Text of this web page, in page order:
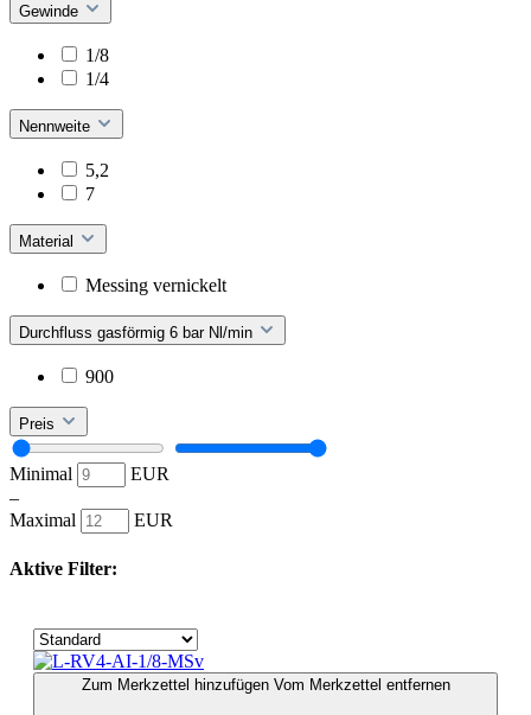
Gewinde
1/8
1/4
Nennweite
5,2
7
Material
Messing vernickelt
Durchfluss gasförmig 6 bar Nl/min
900
Preis
Minimal
EUR
–
Maximal
EUR
Aktive Filter:
Zum Merkzettel hinzufügen Vom Merkzettel entfernen